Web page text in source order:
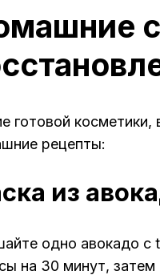
готовой
рецепты:
из
одно авокадо с
на 30 минут,